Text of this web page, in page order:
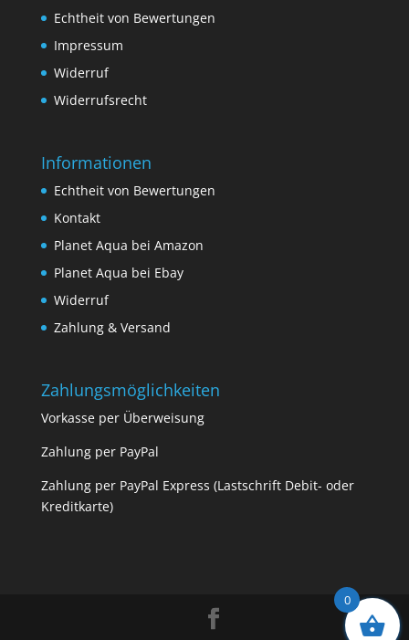
Echtheit von Bewertungen
Impressum
Widerruf
Widerrufsrecht
Informationen
Echtheit von Bewertungen
Kontakt
Planet Aqua bei Amazon
Planet Aqua bei Ebay
Widerruf
Zahlung & Versand
Zahlungsmöglichkeiten
Vorkasse per Überweisung
Zahlung per PayPal
Zahlung per PayPal Express (Lastschrift Debit- oder
Kreditkarte)
0